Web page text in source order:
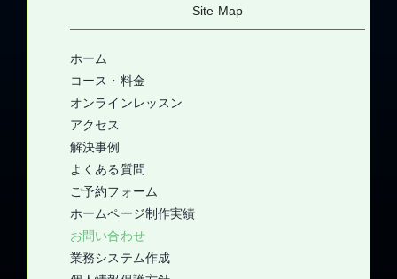
Site Map
ホーム
コース・料金
オンラインレッスン
アクセス
解決事例
よくある質問
ご予約フォーム
ホームページ制作実績
お問い合わせ
業務システム作成